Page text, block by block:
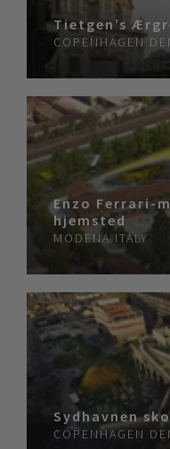
Tietgen’s
COPENHAGEN
Enzo Ferrari-
hjemsted
MODENA ITALY
Sydhavnen
COPENHAGEN